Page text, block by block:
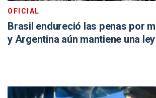
OFICIAL
Brasil endureció las penas por
y Argentina aún mantiene una